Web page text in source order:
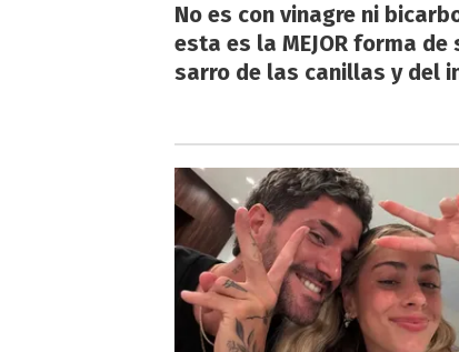
No es con vinagre ni
esta es la MEJOR forma de
sarro de las canillas y del